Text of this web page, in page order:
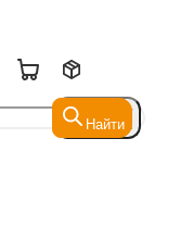
Найти
Найти